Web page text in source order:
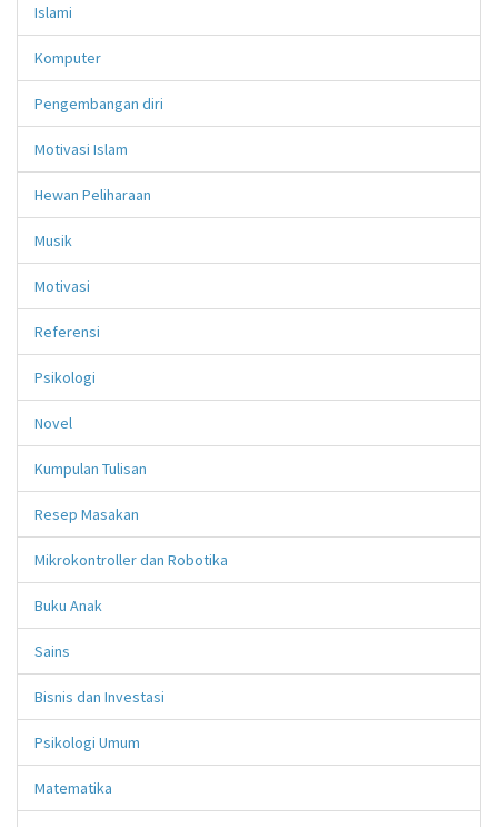
Islami
Komputer
Pengembangan diri
Motivasi Islam
Hewan Peliharaan
Musik
Motivasi
Referensi
Psikologi
Novel
Kumpulan Tulisan
Resep Masakan
Mikrokontroller dan Robotika
Buku Anak
Sains
Bisnis dan Investasi
Psikologi Umum
Matematika